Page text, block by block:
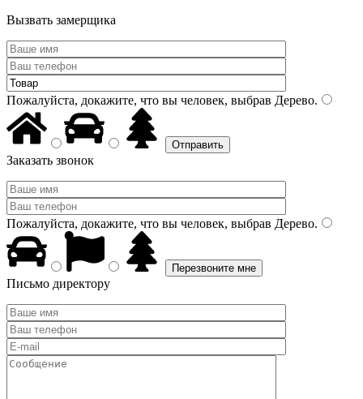
Вызвать замерщика
Пожалуйста, докажите, что вы человек, выбрав Дерево.
Заказать звонок
Пожалуйста, докажите, что вы человек, выбрав Дерево.
Письмо директору